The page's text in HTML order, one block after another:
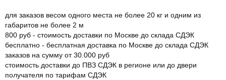
для заказов весом одного места не более 20 кг и одним из
габаритов не более 2 м
800 руб - стоимость доставки по Москве до склада СДЭК
бесплатно - бесплатная доставка по Москве до склада СДЭК
заказов на сумму от 30.000 руб
стоимость доставки до ПВЗ СДЭК в регионе или до двери
получателя по тарифам СДЭК